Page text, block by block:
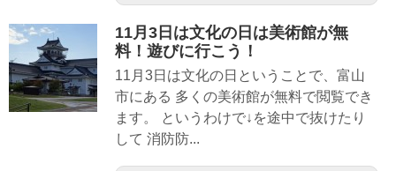
11月3日は文化の日は美術館が無
料！遊びに行こう！
11月3日は文化の日ということで、富山
市にある 多くの美術館が無料で閲覧でき
ます。 というわけで↓を途中で抜けたり
して 消防防...